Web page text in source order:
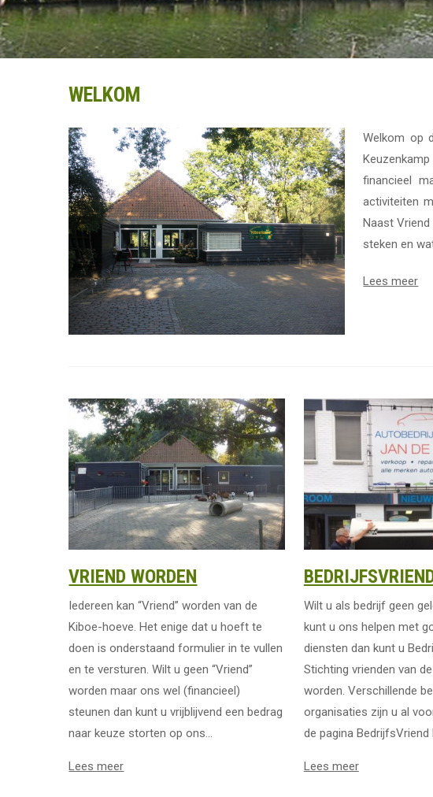
WELKOM
Welkom op
financieel
activiteiten
Naast
steken en
Lees meer
VRIEND WORDEN
Iedereen kan “Vriend” worden van de
Kiboe-hoeve. Het enige dat u hoeft te
doen is onderstaand formulier in te vullen
en te versturen. Wilt u geen “Vriend”
worden maar ons wel (financieel)
steunen dan kunt u vrijblijvend een bedrag
naar keuze storten op ons...
Lees meer
Wilt u als bedrijf geen
kunt u ons helpen met
diensten dan kunt u
Stichting vrienden van
worden. Verschillende
organisaties zijn u al
de pagina BedrijfsVriend
Lees meer